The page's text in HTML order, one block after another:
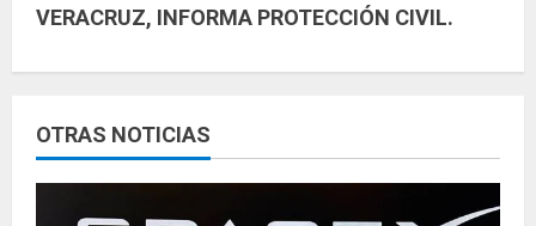
e
l
e
y
VERACRUZ, INFORMA PROTECCIÓN CIVIL.
OTRAS NOTICIAS